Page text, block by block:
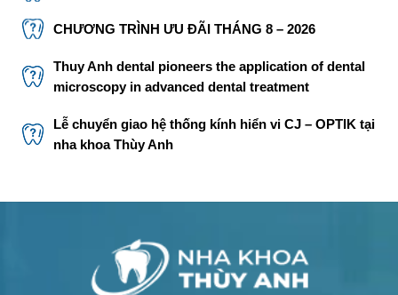
CHƯƠNG TRÌNH ƯU ĐÃI THÁNG 8 – 2026
Thuy Anh dental pioneers the application of dental
microscopy in advanced dental treatment
Lễ chuyển giao hệ thống kính hiển vi CJ – OPTIK tại
nha khoa Thùy Anh